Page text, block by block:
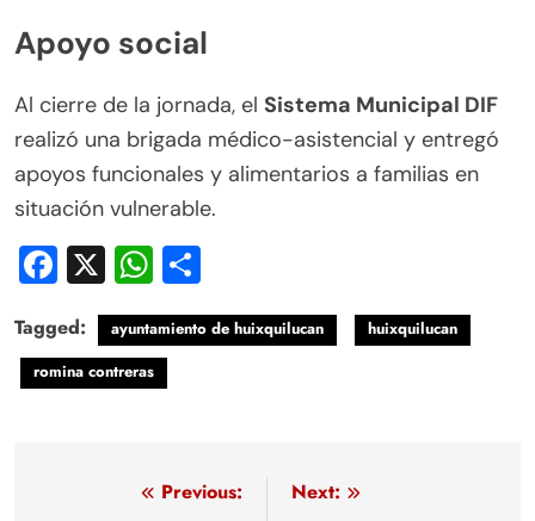
Apoyo social
Al cierre de la jornada, el Sistema Municipal DIF
realizó una brigada médico-asistencial y entregó
apoyos funcionales y alimentarios a familias en
situación vulnerable.
Facebook
X WhatsApp
Tagged: ayuntamiento de huixquilucan
huixquilucan
romina contreras
NavegaciónPrevious:
Next: